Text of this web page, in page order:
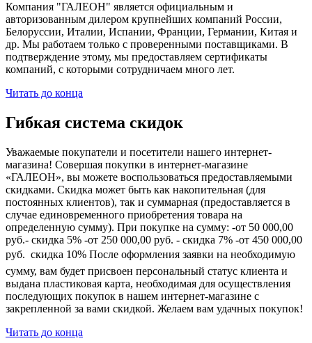
Компания "ГАЛЕОН" является официальным и
авторизованным дилером крупнейших компаний России,
Белоруссии, Италии, Испании, Франции, Германии, Китая и
др. Мы работаем только с проверенными поставщиками. В
подтверждение этому, мы предоставляем сертификаты
компаний, с которыми сотрудничаем много лет.
Читать до конца
Гибкая система скидок
Уважаемые покупатели и посетители нашего интернет-
магазина! Совершая покупки в интернет-магазине
«ГАЛЕОН», вы можете воспользоваться предоставляемыми
скидками. Скидка может быть как накопительная (для
постоянных клиентов), так и суммарная (предоставляется в
случае единовременного приобретения товара на
определенную сумму). При покупке на сумму: -от 50 000,00
руб.- скидка 5% -от 250 000,00 руб. - скидка 7% -от 450 000,00
руб.  скидка 10% После оформления заявки на необходимую
сумму, вам будет присвоен персональный статус клиента и
выдана пластиковая карта, необходимая для осуществления
последующих покупок в нашем интернет-магазине с
закрепленной за вами скидкой. Желаем вам удачных покупок!
Читать до конца